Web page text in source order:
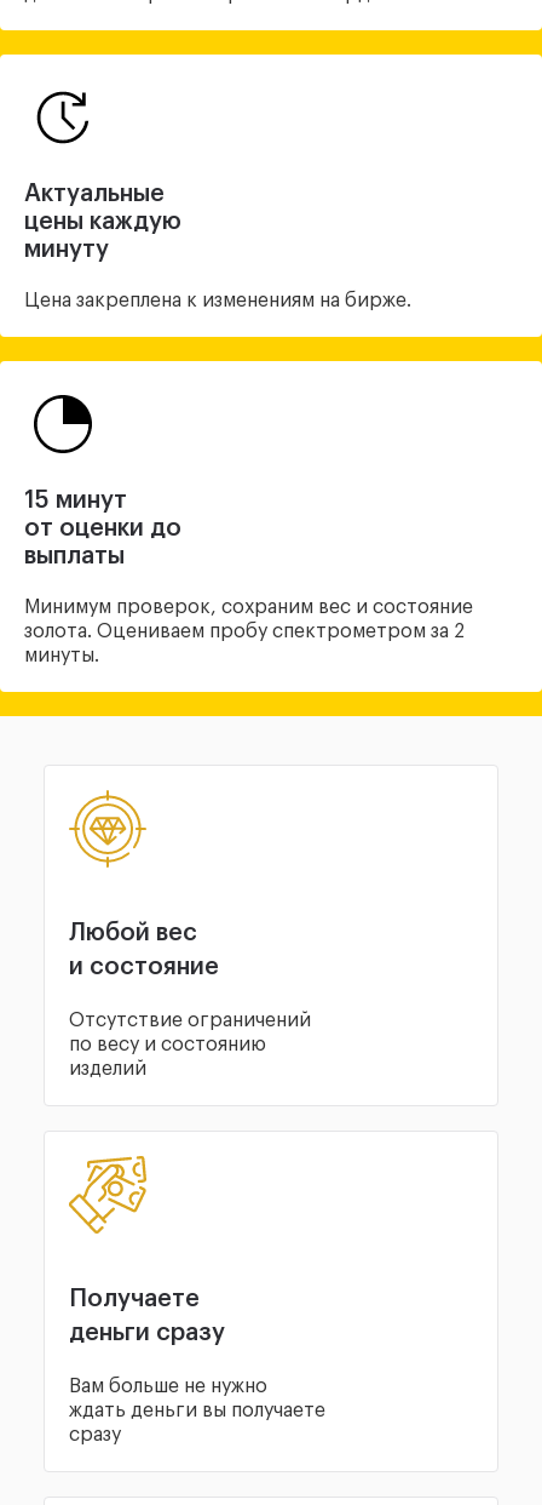
Актуальные
цены каждую
минуту
Цена закреплена к изменениям на бирже.
15 минут
от оценки до
выплаты
Минимум проверок, сохраним вес и состояние
золота. Оцениваем пробу спектрометром за 2
минуты.
Любой вес
и состояние
Отсутствие ограничений
по весу и состоянию
изделий
Получаете
деньги сразу
Вам больше не нужно
ждать деньги вы получаете
сразу